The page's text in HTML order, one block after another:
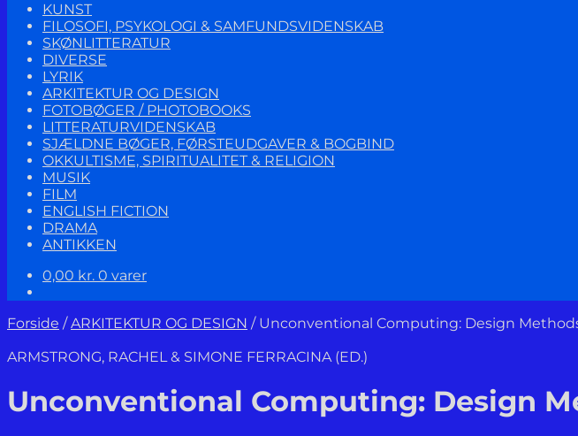
KUNST
FILOSOFI, PSYKOLOGI & SAMFUNDSVIDENSKAB
SKØNLITTERATUR
DIVERSE
LYRIK
ARKITEKTUR OG DESIGN
FOTOBØGER / PHOTOBOOKS
LITTERATURVIDENSKAB
SJÆLDNE BØGER, FØRSTEUDGAVER & BOGBIND
OKKULTISME, SPIRITUALITET & RELIGION
MUSIK
FILM
ENGLISH FICTION
DRAMA
ANTIKKEN
0,00 kr. 0 varer
Forside /ARKITEKTUR OG DESIGN / Unconventional Computing: Design
ARMSTRONG, RACHEL & SIMONE FERRACINA (ED.)
Unconventional Computing: Design